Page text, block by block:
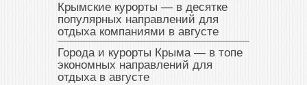
Крымские курорты — в десятке
популярных направлений для
отдыха компаниями в августе
Города и курорты Крыма — в топе
экономных направлений для
отдыха в августе